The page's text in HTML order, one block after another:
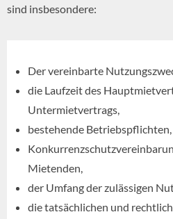
sind insbesondere:
Der vereinbarte
die Laufzeit des
Untermietvertrags,
bestehende Betriebspflichten,
Mietenden,
der Umfang der zulässigen
die tatsächlichen und